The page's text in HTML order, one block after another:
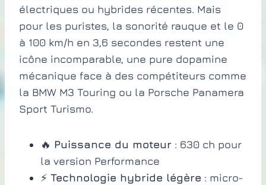
électriques ou hybrides récentes. Mais
pour les puristes, la sonorité rauque et le 0
à 100 km/h en 3,6 secondes restent une
icône incomparable, une pure dopamine
mécanique face à des compétiteurs comme
la BMW M3 Touring ou la Porsche Panamera
Sport Turismo.
🔥 Puissance du moteur : 630 ch pour
la version Performance
⚡ Technologie hybride légère : micro-